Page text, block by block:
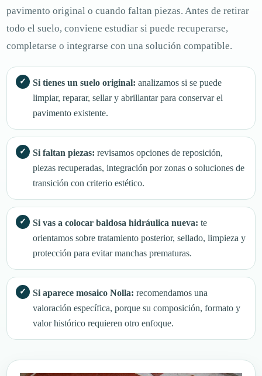
pavimento original o cuando faltan piezas. Antes de retirar
todo el suelo, conviene estudiar si puede recuperarse,
completarse o integrarse con una solución compatible.
Si tienes un suelo original: analizamos si se puede
limpiar, reparar, sellar y abrillantar para conservar el
pavimento existente.
Si faltan piezas: revisamos opciones de reposición,
piezas recuperadas, integración por zonas o soluciones de
transición con criterio estético.
Si vas a colocar baldosa hidráulica nueva: te
orientamos sobre tratamiento posterior, sellado, limpieza y
protección para evitar manchas prematuras.
Si aparece mosaico Nolla: recomendamos una
valoración específica, porque su composición, formato y
valor histórico requieren otro enfoque.